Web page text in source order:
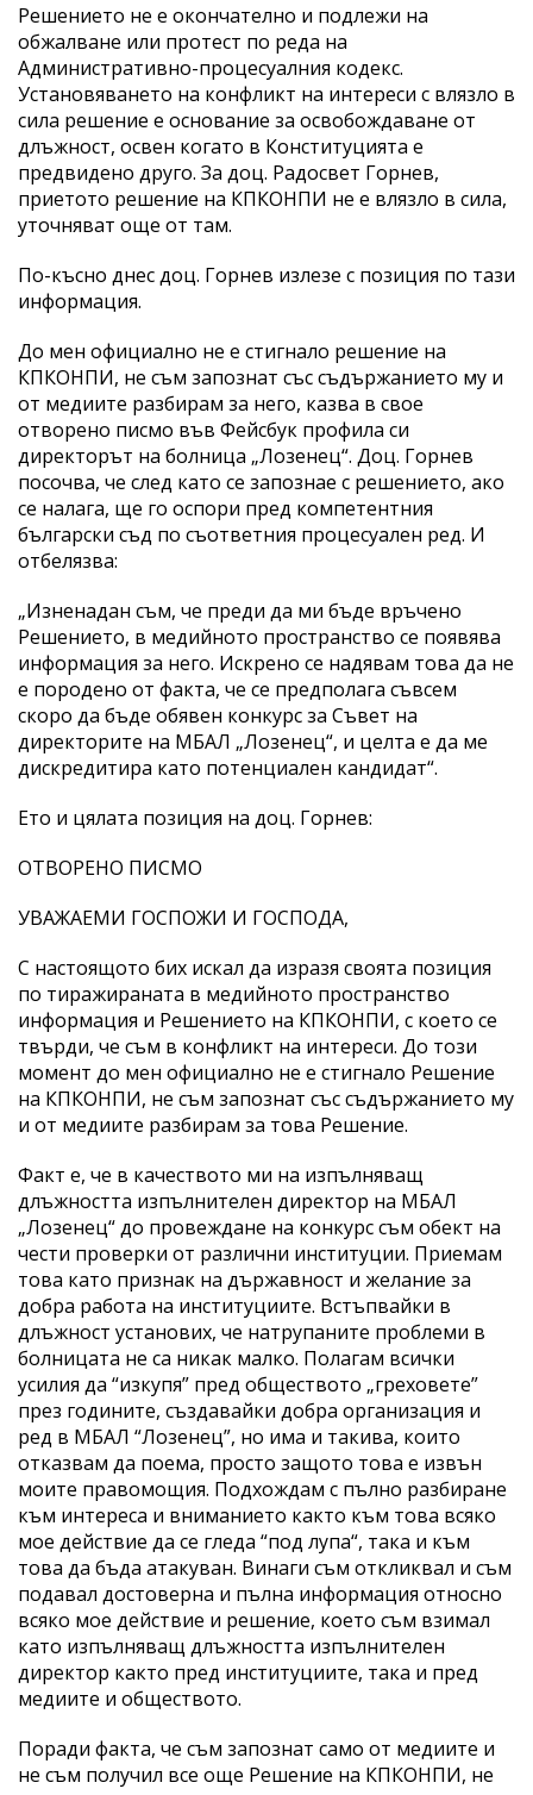
Решението не е окончателно и подлежи на
обжалване или протест по реда на
Административно-процесуалния кодекс.
Установяването на конфликт на интереси с влязло в
сила решение е основание за освобождаване от
длъжност, освен когато в Конституцията е
предвидено друго. За доц. Радосвет Горнев,
приетото решение на КПКОНПИ не е влязло в сила,
уточняват още от там.
По-късно днес доц. Горнев излезе с позиция по тази
информация.
До мен официално не е стигнало решение на
КПКОНПИ, не съм запознат със съдържанието му и
от медиите разбирам за него, казва в свое
отворено писмо във Фейсбук профила си
директорът на болница „Лозенец“. Доц. Горнев
посочва, че след като се запознае с решението, ако
се налага, ще го оспори пред компетентния
български съд по съответния процесуален ред. И
отбелязва:
„Изненадан съм, че преди да ми бъде връчено
Решението, в медийното пространство се появява
информация за него. Искрено се надявам това да не
е породено от факта, че се предполага съвсем
скоро да бъде обявен конкурс за Съвет на
директорите на МБАЛ „Лозенец“, и целта е да ме
дискредитира като потенциален кандидат“.
Ето и цялата позиция на доц. Горнев:
ОТВОРЕНО ПИСМО
УВАЖАЕМИ ГОСПОЖИ И ГОСПОДА,
С настоящото бих искал да изразя своята позиция
по тиражираната в медийното пространство
информация и Решението на КПКОНПИ, с което се
твърди, че съм в конфликт на интереси. До този
момент до мен официално не е стигнало Решение
на КПКОНПИ, не съм запознат със съдържанието му
и от медиите разбирам за това Решение.
Факт е, че в качеството ми на изпълняващ
длъжността изпълнителен директор на МБАЛ
„Лозенец“ до провеждане на конкурс съм обект на
чести проверки от различни институции. Приемам
това като признак на държавност и желание за
добра работа на институциите. Встъпвайки в
длъжност установих, че натрупаните проблеми в
болницата не са никак малко. Полагам всички
усилия да “изкупя” пред обществото „греховете”
през годините, създавайки добра организация и
ред в МБАЛ “Лозенец”, но има и такива, които
отказвам да поема, просто защото това е извън
моите правомощия. Подхождам с пълно разбиране
към интереса и вниманието както към това всяко
мое действие да се гледа “под лупа“, така и към
това да бъда атакуван. Винаги съм откликвал и съм
подавал достоверна и пълна информация относно
всяко мое действие и решение, което съм взимал
като изпълняващ длъжността изпълнителен
директор както пред институциите, така и пред
медиите и обществото.
Поради факта, че съм запознат само от медиите и
не съм получил все още Решение на КПКОНПИ, не